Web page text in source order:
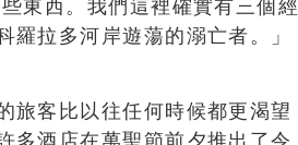
拉多河岸遊蕩的溺亡者。」
旅客比以往任何時候都更渴望
多酒店在萬聖節前夕推出了令